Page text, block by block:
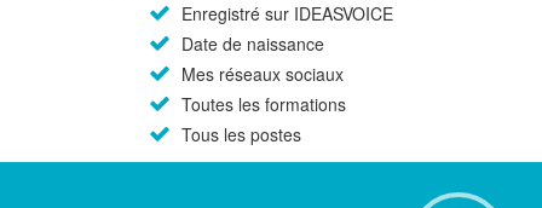
Enregistré sur IDEASVOICE
Date de naissance
Mes réseaux sociaux
Toutes les formations
Tous les postes